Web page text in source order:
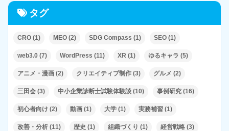
タグ
CRO (1) MEO (2) SDG Compass (1) SEO (1)
web3.0 (7) WordPress (11) XR (1) ゆるキャラ (5)
アニメ・漫画 (2) クリエイティブ制作 (3) グルメ (2)
三田会 (3) 中小企業診断士試験体験談 (10) 事例研究 (16)
初心者向け (2) 動画 (1) 大学 (1) 実務補習 (1)
改善・分析 (11) 歴史 (1) 組織づくり (1) 経営戦略 (3)